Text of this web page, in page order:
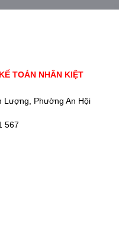
TOÁN NHÂN KIỆT
Lượng, Phường An Hội
567